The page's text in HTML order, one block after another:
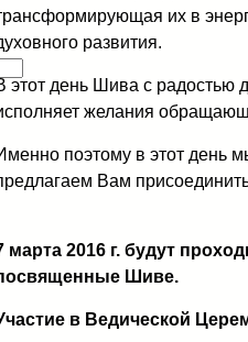
их в
развития.
этот день Шива с радостью
желания
поэтому в этот день
Вам
марта 2016 г. будут
Шиве.
в Ведической